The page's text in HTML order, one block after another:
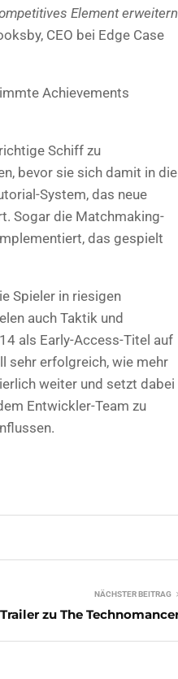
Element erweitern
CEO bei Edge Case
Achievements
Schiff zu
bevor sie sich damit in die
System, das neue
Sogar die Matchmaking-
das gespielt
Spieler in riesigen
auch Taktik und
als Early-Access-Titel auf
sehr erfolgreich, wie mehr
weiter und setzt dabei
Entwickler-Team zu
NÄCHSTER BEITRAG
zu The